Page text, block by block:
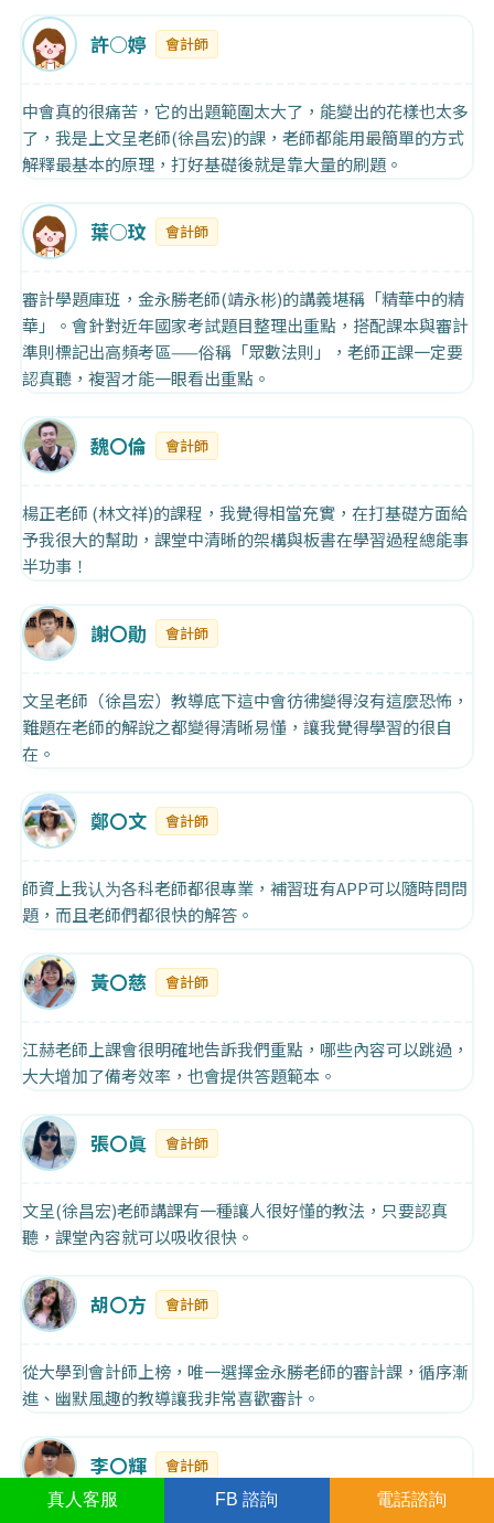
真人 客服 FB 諮詢 電話諮詢
許○婷 會計師
中會真的很痛苦，它的出題範圍太大了，能變出的花樣也太多
了，我是上文呈老師(徐昌宏)的課，老師都能用最簡單的方式
解釋最基本的原理，打好基礎後就是靠大量的刷題。
葉○玟 會計師
審計學題庫班，金永勝老師(靖永彬)的講義堪稱「精華中的精
華」。會針對近年國家考試題目整理出重點，搭配課本與審計
準則標記出高頻考區——俗稱「眾數法則」，老師正課一定要
認真聽，複習才能一眼看出重點。
魏〇倫 會計師
楊正老師 (林文祥)的課程，我覺得相當充實，在打基礎方面給
予我很大的幫助，課堂中清晰的架構與板書在學習過程總能事
半功事！
謝〇勛 會計師
文呈老師（徐昌宏）教導底下這中會彷彿變得沒有這麼恐怖，
難題在老師的解說之都變得清晰易懂，讓我覺得學習的很自
在。
鄭〇文 會計師
師資上我认为各科老師都很專業，補習班有APP可以隨時問問
題，而且老師們都很快的解答。
黃〇慈 會計師
江赫老師上課會很明確地告訴我們重點，哪些內容可以跳過，
大大增加了備考效率，也會提供答題範本。
張〇眞 會計師
文呈(徐昌宏)老師講課有一種讓人很好懂的教法，只要認真
聽，課堂內容就可以吸收很快。
胡〇方 會計師
從大學到會計師上榜，唯一選擇金永勝老師的審計課，循序漸
進、幽默風趣的教導讓我非常喜歡審計。
李〇輝 會計師